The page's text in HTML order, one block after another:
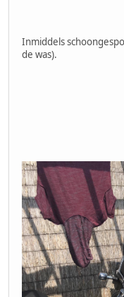
Inmiddels
de was).